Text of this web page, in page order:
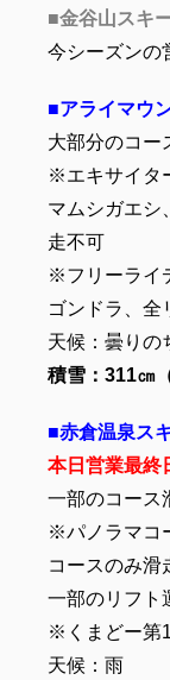
■金谷山スキ
今シーズンの
■アライマウ
大部分のコー
※エキサイタ
マムシガエシ
走不可
※フリーライ
ゴンドラ、全
天候：曇りの
積雪：311㎝
■赤倉温泉ス
本日営業最終
一部のコース
※パノラマコ
コースのみ滑
一部のリフト
※くまどー第
天候：雨